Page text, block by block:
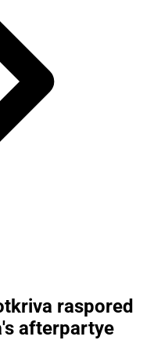
raspored
afterpartye